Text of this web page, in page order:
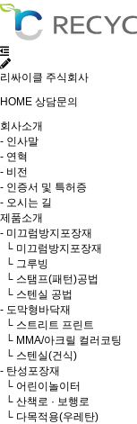
리싸이클 주식회사
HOME 상담문의
회사소개
- 인사말
- 연혁
- 비전
- 인증서 및 특허증
- 오시는 길
제품소개
- 미끄럼방지포장재
└ 미끄럼방지포장재
└ 그루빙
└ 스탬프(패턴)공법
└ 스텐실 공법
- 도막형바닥재
└ 스트리트 프린트
└ MMA/아크릴 컬러코팅
└ 스텐실(건식)
- 탄성포장재
└ 어린이놀이터
└ 산책로 · 보행로
└ 다목적용(우레탄)